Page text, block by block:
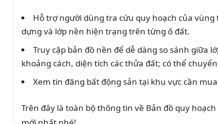
Hỗ trợ người dùng tra cứu quy hoạch của
dựng và lớp nền hiện trạng trên từng ô đất.
Truy cập bản đồ nền để dễ dàng so sánh giữa
khoảng cách, diện tích các thửa đất; có thể
Xem tin đăng bất động sản tại khu vực cần
Trên đây là toàn bộ thông tin về Bản đồ quy